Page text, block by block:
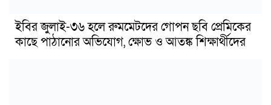
ইবির জুলাই-৩৬ হলে রুমমেটদের গোপন ছবি প্রেমিকের
কাছে পাঠানোর অভিযোগ, ক্ষোভ ও আতঙ্ক শিক্ষার্থীদের